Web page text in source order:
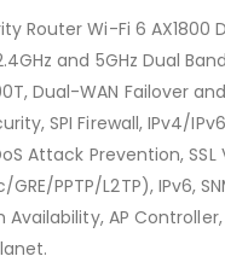
Router Wi-Fi 6 AX1800
and 5GHz Dual
Dual-WAN Failover
SPI Firewall, IPv4/
Attack Prevention,
GRE/PPTP/L2TP), IPv6,
Availability, AP